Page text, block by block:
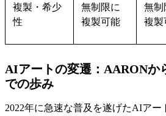
複製・希少
性
無制限に
複製可能
無制
複製
AIアートの変遷：AARONか
での歩み
2022年に急速な普及を遂げたAIア